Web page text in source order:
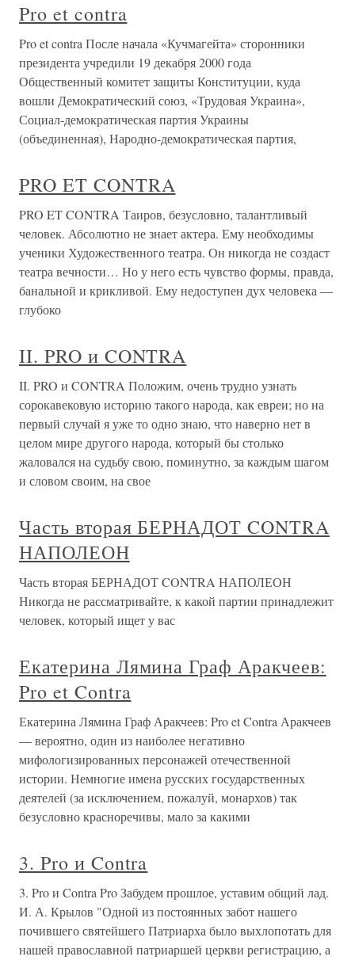
Pro et contra
Pro et contra После начала «Кучмагейта» сторонники
президента учредили 19 декабря 2000 года
Общественный комитет защиты Конституции, куда
вошли Демократический союз, «Трудовая Украина»,
Социал-демократическая партия Украины
(объединенная), Народно-демократическая партия,
PRO ET CONTRA
PRO ET CONTRA Таиров, безусловно, талантливый
человек. Абсолютно не знает актера. Ему необходимы
ученики Художественного театра. Он никогда не создаст
театра вечности… Но у него есть чувство формы, правда,
банальной и крикливой. Ему недоступен дух человека —
глубоко
II. PRO и CONTRA
II. PRO и CONTRA Положим, очень трудно узнать
сорокавековую историю такого народа, как евреи; но на
первый случай я уже то одно знаю, что наверно нет в
целом мире другого народа, который бы столько
жаловался на судьбу свою, поминутно, за каждым шагом
и словом своим, на свое
Часть вторая БЕРНАДОТ CONTRA
НАПОЛЕОН
Часть вторая БЕРНАДОТ CONTRA НАПОЛЕОН
Никогда не рассматривайте, к какой партии принадлежит
человек, который ищет у вас
Екатерина Лямина Граф Аракчеев:
Pro et Contra
Екатерина Лямина Граф Аракчеев: Pro et Contra Аракчеев
— вероятно, один из наиболее негативно
мифологизированных персонажей отечественной
истории. Немногие имена русских государственных
деятелей (за исключением, пожалуй, монархов) так
безусловно красноречивы, мало за какими
3. Pro и Contra
3. Pro и Contra Pro Забудем прошлое, уставим общий лад.
И. А. Крылов "Одной из постоянных забот нашего
почившего святейшего Патриарха было выхлопотать для
нашей православной патриаршей церкви регистрацию, а